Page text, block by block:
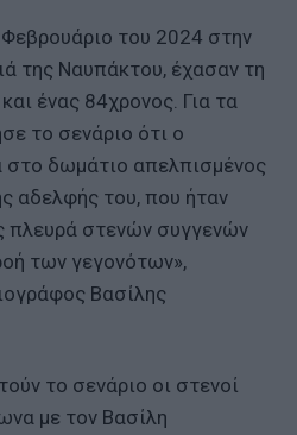
του 2024 στην
της Ναυπάκτου, έχασαν τη
ένας 84χρονος. Για τα
το σενάριο ότι ο
δωμάτιο απελπισμένος
αδελφής του, που ήταν
πλευρά στενών συγγενών
των γεγονότων»,
Βασίλης
το σενάριο οι στενοί
με τον Βασίλη